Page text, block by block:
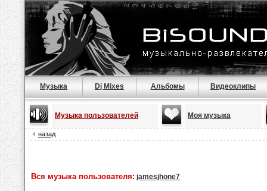
Музыка Dj Mixes Альбомы Видеоклипы
Музыка пользователей Моя музыка
назад
Вся музыка пользователя: jamesjhone7